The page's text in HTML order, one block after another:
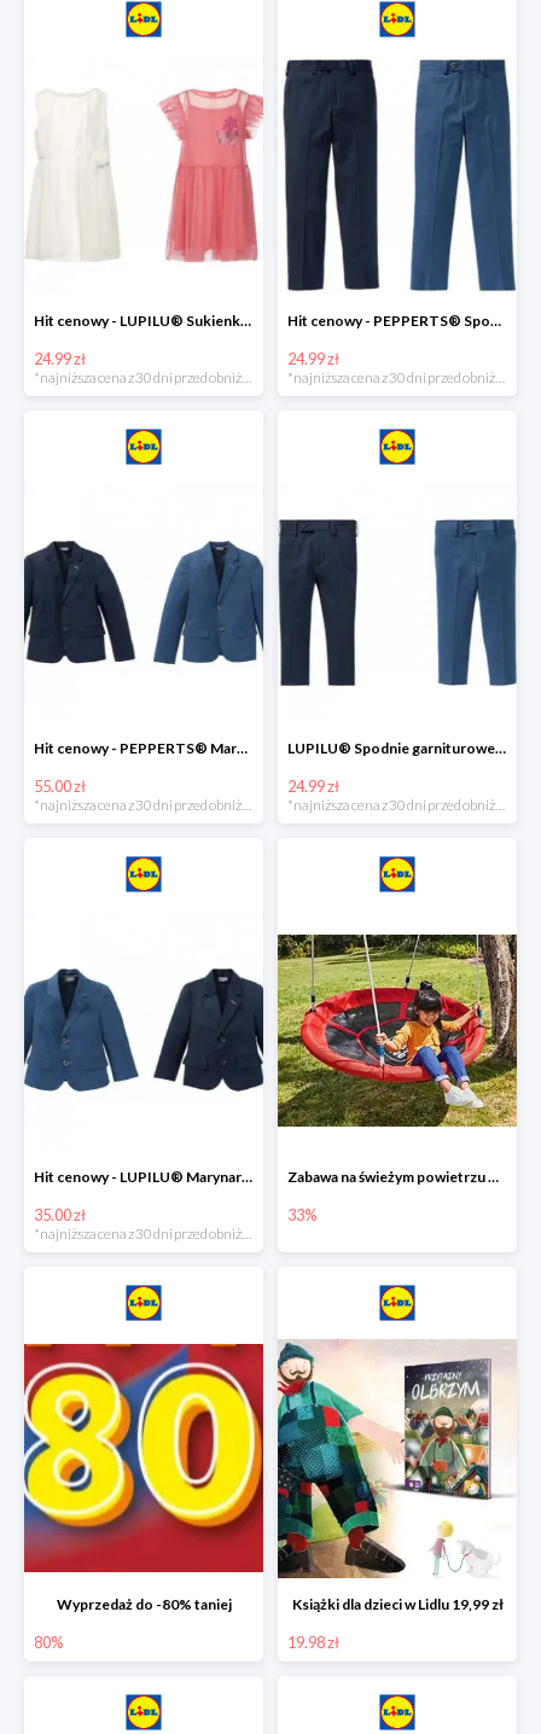
Hit cenowy - LUPILU® Sukienka dziewczęca
24.99 zł
Hit cenowy - PEPPERTS® Spodnie garniturowe młodzieżowe
24.99 zł
Hit cenowy - PEPPERTS® Marynarka młodzieżowa
55.00 zł
*najniższa cena z 30 dni przed obniżką
LUPILU® Spodnie garniturowe chłopięce
24.99 zł
*najniższa cena z 30 dni przed obniżką
Hit cenowy - LUPILU® Marynarka chłopięca
35.00 zł
Zabawa na świeżym powietrzu w Lidlu do -33%
33%
Wyprzedaż do -80% taniej
80%
Książki dla dzieci w Lidlu 19,99 zł
19.98 zł